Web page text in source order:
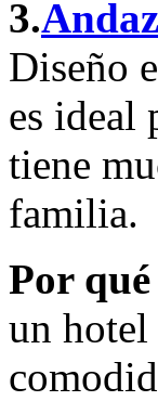
3.
Diseño
es ideal
tiene
familia.
Por
un hotel